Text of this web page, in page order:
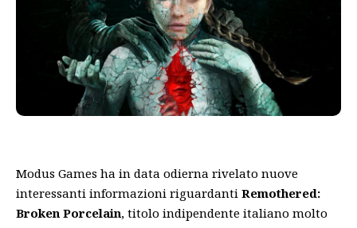
Modus Games ha in data odierna rivelato nuove
interessanti informazioni riguardanti Remothered:
Broken Porcelain, titolo indipendente italiano molto